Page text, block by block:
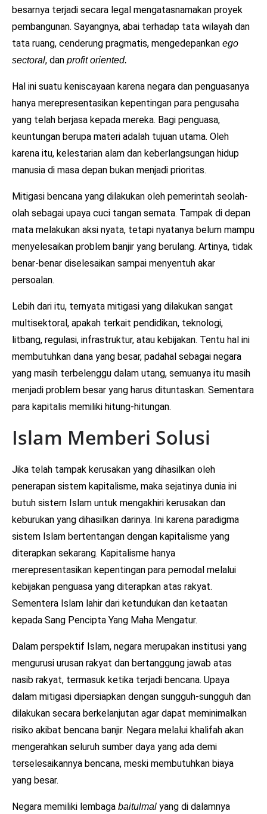
besarnya terjadi secara legal mengatasnamakan proyek
pembangunan. Sayangnya, abai terhadap tata wilayah dan
tata ruang, cenderung pragmatis, mengedepankan ego
sectoral, dan profit oriented.
Hal ini suatu keniscayaan karena negara dan penguasanya
hanya merepresentasikan kepentingan para pengusaha
yang telah berjasa kepada mereka. Bagi penguasa,
keuntungan berupa materi adalah tujuan utama. Oleh
karena itu, kelestarian alam dan keberlangsungan hidup
manusia di masa depan bukan menjadi prioritas.
Mitigasi bencana yang dilakukan oleh pemerintah seolah-
olah sebagai upaya cuci tangan semata. Tampak di depan
mata melakukan aksi nyata, tetapi nyatanya belum mampu
menyelesaikan problem banjir yang berulang. Artinya, tidak
benar-benar diselesaikan sampai menyentuh akar
persoalan.
Lebih dari itu, ternyata mitigasi yang dilakukan sangat
multisektoral, apakah terkait pendidikan, teknologi,
litbang, regulasi, infrastruktur, atau kebijakan. Tentu hal ini
membutuhkan dana yang besar, padahal sebagai negara
yang masih terbelenggu dalam utang, semuanya itu masih
menjadi problem besar yang harus dituntaskan. Sementara
para kapitalis memiliki hitung-hitungan.
Islam Memberi Solusi
Jika telah tampak kerusakan yang dihasilkan oleh
penerapan sistem kapitalisme, maka sejatinya dunia ini
butuh sistem Islam untuk mengakhiri kerusakan dan
keburukan yang dihasilkan darinya. Ini karena paradigma
sistem Islam bertentangan dengan kapitalisme yang
diterapkan sekarang. Kapitalisme hanya
merepresentasikan kepentingan para pemodal melalui
kebijakan penguasa yang diterapkan atas rakyat.
Sementera Islam lahir dari ketundukan dan ketaatan
kepada Sang Pencipta Yang Maha Mengatur.
Dalam perspektif Islam, negara merupakan institusi yang
mengurusi urusan rakyat dan bertanggung jawab atas
nasib rakyat, termasuk ketika terjadi bencana. Upaya
dalam mitigasi dipersiapkan dengan sungguh-sungguh dan
dilakukan secara berkelanjutan agar dapat meminimalkan
risiko akibat bencana banjir. Negara melalui khalifah akan
mengerahkan seluruh sumber daya yang ada demi
terselesaikannya bencana, meski membutuhkan biaya
yang besar.
Negara memiliki lembaga baitulmal yang di dalamnya